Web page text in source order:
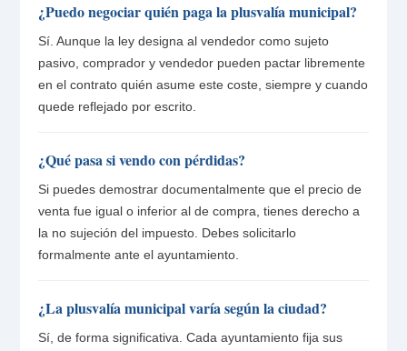
¿Puedo negociar quién paga la plusvalía municipal?
Sí. Aunque la ley designa al vendedor como sujeto
pasivo, comprador y vendedor pueden pactar libremente
en el contrato quién asume este coste, siempre y cuando
quede reflejado por escrito.
¿Qué pasa si vendo con pérdidas?
Si puedes demostrar documentalmente que el precio de
venta fue igual o inferior al de compra, tienes derecho a
la no sujeción del impuesto. Debes solicitarlo
formalmente ante el ayuntamiento.
¿La plusvalía municipal varía según la ciudad?
Sí, de forma significativa. Cada ayuntamiento fija sus